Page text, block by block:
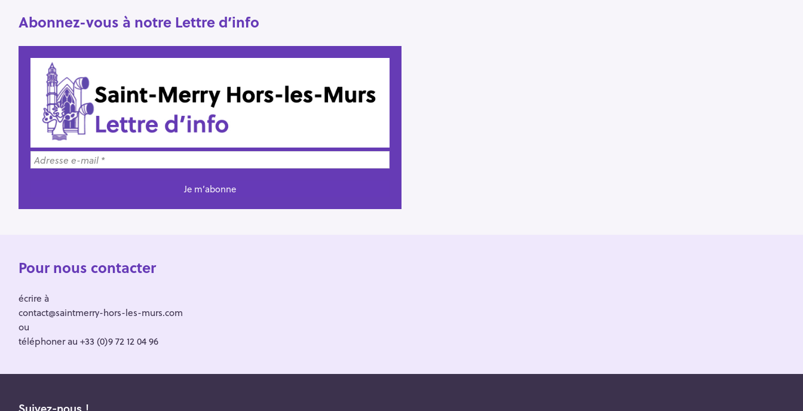
Abonnez-vous à notre Lettre d’info
Pour nous contacter
écrire à
contact@saintmerry-hors-les-murs.com
ou
téléphoner au +33 (0)9 72 12 04 96